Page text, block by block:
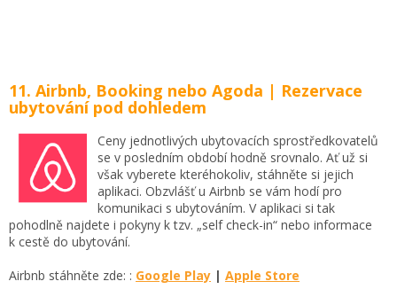
11. Airbnb, Booking nebo Agoda | Rezervace
ubytování pod dohledem
Ceny jednotlivých ubytovacích sprostředkovatelů
se v posledním období hodně srovnalo. Ať už si
však vyberete kteréhokoliv, stáhněte si jejich
aplikaci. Obzvlášť u Airbnb se vám hodí pro
komunikaci s ubytováním. V aplikaci si tak
pohodlně najdete i pokyny k tzv. „self check-in“ nebo informace
k cestě do ubytování.
Airbnb stáhněte zde: : Google Play | Apple Store